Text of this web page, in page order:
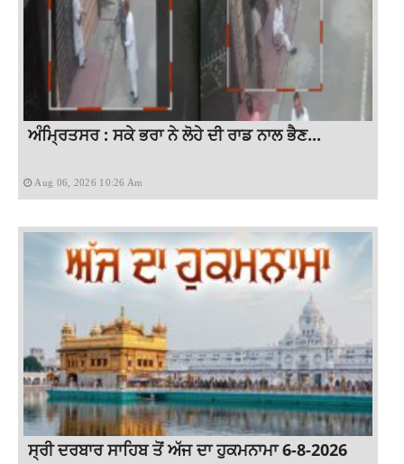
ਅੰਮ੍ਰਿਤਸਰ : ਸਕੇ ਭਰਾ ਨੇ ਲੋਹੇ ਦੀ ਰਾਡ ਨਾਲ ਭੈਣ...
Aug 06, 2026 10:26 Am
ਸ੍ਰੀ ਦਰਬਾਰ ਸਾਹਿਬ ਤੋਂ ਅੱਜ ਦਾ ਹੁਕਮਨਾਮਾ 6-8-2026